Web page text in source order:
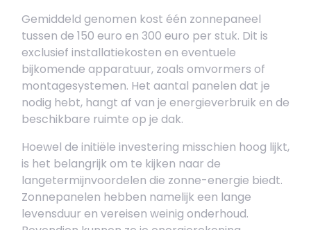
Gemiddeld genomen kost één zonnepaneel
tussen de 150 euro en 300 euro per stuk. Dit is
exclusief installatiekosten en eventuele
bijkomende apparatuur, zoals omvormers of
montagesystemen. Het aantal panelen dat je
nodig hebt, hangt af van je energieverbruik en de
beschikbare ruimte op je dak.
Hoewel de initiële investering misschien hoog lijkt,
is het belangrijk om te kijken naar de
langetermijnvoordelen die zonne-energie biedt.
Zonnepanelen hebben namelijk een lange
levensduur en vereisen weinig onderhoud.